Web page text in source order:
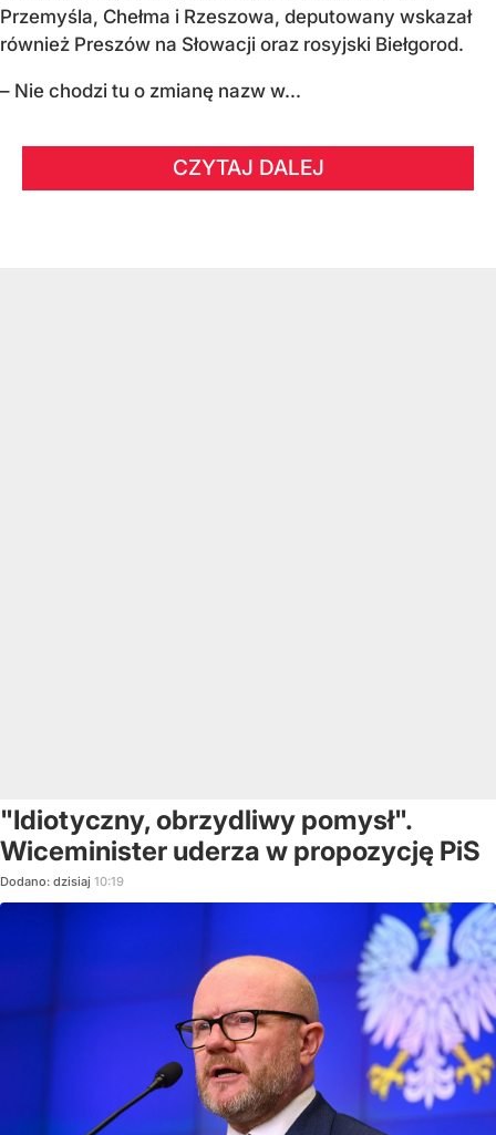
Przemyśla, Chełma i Rzeszowa, deputowany wskazał
również Preszów na Słowacji oraz rosyjski Biełgorod.
– Nie chodzi tu o zmianę nazw w...
CZYTAJ DALEJ
"Idiotyczny, obrzydliwy pomysł".
Wiceminister uderza w propozycję PiS
Dodano: dzisiaj 10:19